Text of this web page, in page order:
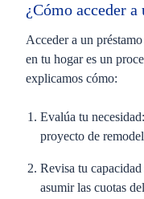
¿Cómo acceder
Acceder a un
en tu hogar es un
explicamos cómo:
Evalúa tu necesidad:
proyecto de
Revisa tu capacidad
asumir las cuotas